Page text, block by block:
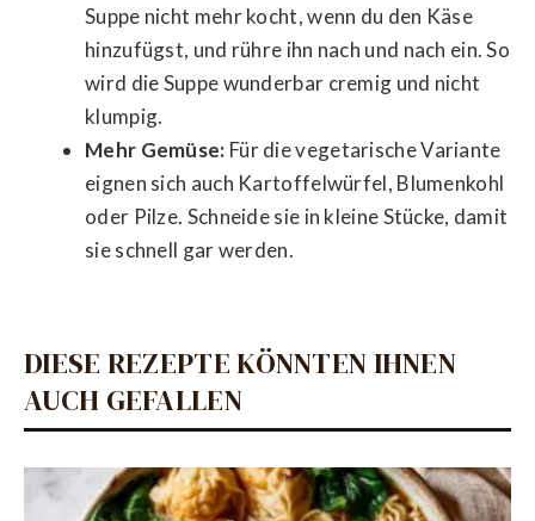
Suppe nicht mehr kocht, wenn du den Käse
hinzufügst, und rühre ihn nach und nach ein. So
wird die Suppe wunderbar cremig und nicht
klumpig.
Mehr Gemüse: Für die vegetarische Variante
eignen sich auch Kartoffelwürfel, Blumenkohl
oder Pilze. Schneide sie in kleine Stücke, damit
sie schnell gar werden.
DIESE REZEPTE KÖNNTEN IHNEN
AUCH GEFALLEN